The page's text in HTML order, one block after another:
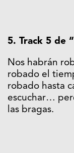
5. Track 5 de
Nos habrán
robado el
robado hasta
escuchar…
las bragas.